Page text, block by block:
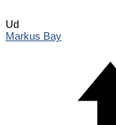
Ud
Markus Bay